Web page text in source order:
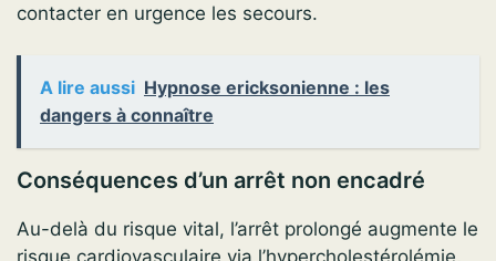
contacter en urgence les secours.
A lire aussi Hypnose ericksonienne : les
dangers à connaître
Conséquences d’un arrêt non encadré
Au-delà du risque vital, l’arrêt prolongé augmente le